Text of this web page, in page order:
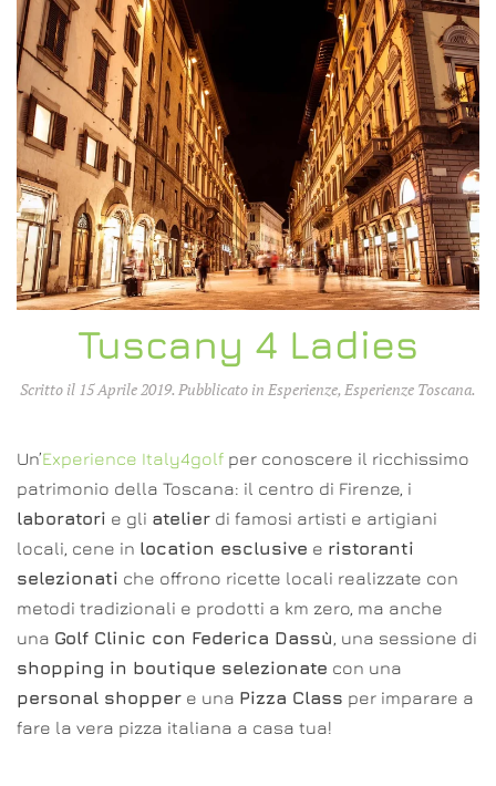
Tuscany 4 Ladies
Scritto il 15 Aprile 2019. Pubblicato in Esperienze,Esperienze Toscana.
Un’Experience Italy4golf per conoscere il ricchissimo
patrimonio della Toscana: il centro di Firenze, i
laboratori e gli atelier di famosi artisti e artigiani
locali, cene in location esclusive e ristoranti
selezionati che offrono ricette locali realizzate con
metodi tradizionali e prodotti a km zero, ma anche
una Golf Clinic con Federica Dassù, una sessione di
shopping in boutique selezionate con una
personal shopper e una Pizza Class per imparare a
fare la vera pizza italiana a casa tua!